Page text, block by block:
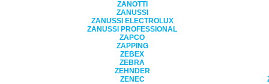
ZANOTTI
ZANUSSI
ZANUSSI ELECTROLUX
ZANUSSI PROFESSIONAL
ZAPCO
ZAPPING
ZEBEX
ZEBRA
ZEHNDER
ZENEC